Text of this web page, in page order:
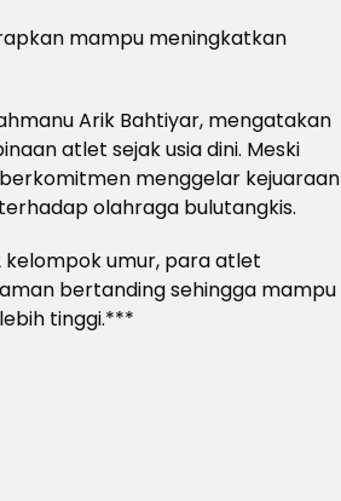
mampu meningkatkan
Arik Bahtiyar, mengatakan
atlet sejak usia dini. Meski
menggelar kejuaraan
olahraga bulutangkis.
umur, para atlet
bertanding sehingga mampu
tinggi.***